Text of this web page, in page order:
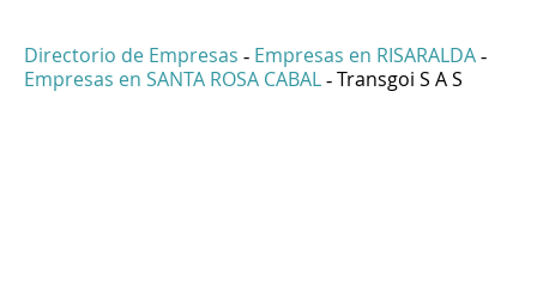
Directorio de Empresas - Empresas en RISARALDA -
Empresas en SANTA ROSA CABAL - Transgoi S A S